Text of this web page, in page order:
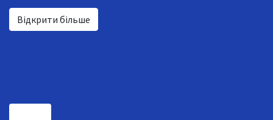
Відкрити більше